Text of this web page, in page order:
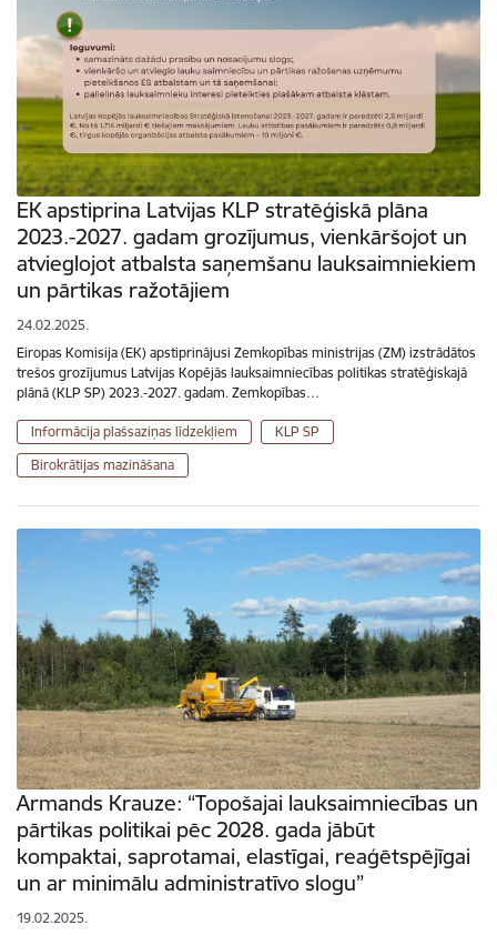
EK apstiprina Latvijas KLP stratēģiskā plāna
2023.-2027. gadam grozījumus, vienkāršojot un
atvieglojot atbalsta saņemšanu lauksaimniekiem
un pārtikas ražotājiem
24.02.2025.
Eiropas Komisija (EK) apstiprinājusi Zemkopības ministrijas (ZM) izstrādātos
trešos grozījumus Latvijas Kopējās lauksaimniecības politikas stratēģiskajā
plānā (KLP SP) 2023.-2027. gadam. Zemkopības…
Informācija plašsaziņas līdzekļiem
KLP SP
Birokrātijas mazināšana
Armands Krauze: “Topošajai lauksaimniecības un
pārtikas politikai pēc 2028. gada jābūt
kompaktai, saprotamai, elastīgai, reaģētspējīgai
un ar minimālu administratīvo slogu”
19.02.2025.